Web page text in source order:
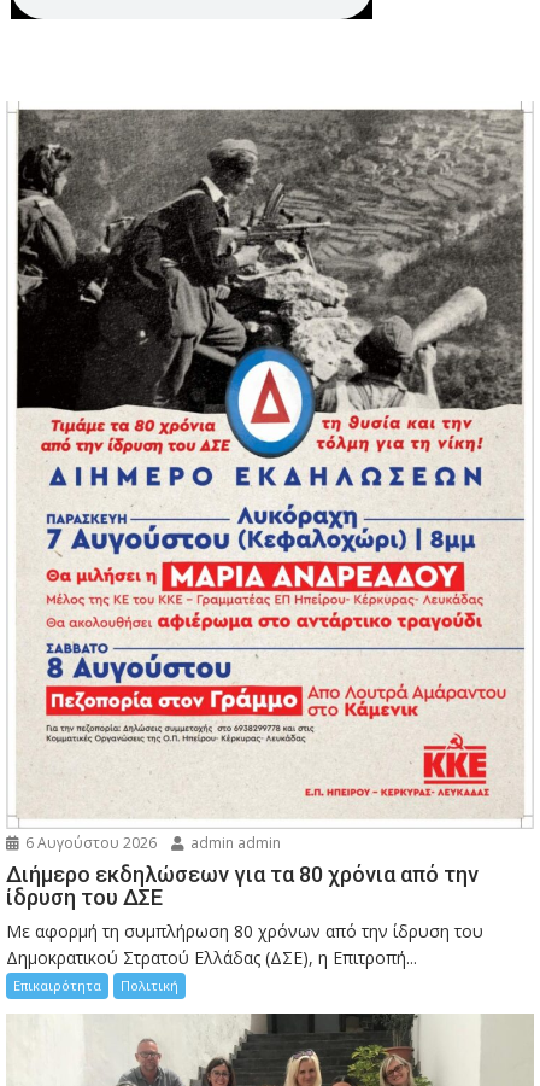
6 Αυγούστου 2026 admin admin
Διήμερο εκδηλώσεων για τα 80 χρόνια από την
ίδρυση του ΔΣΕ
Με αφορμή τη συμπλήρωση 80 χρόνων από την ίδρυση του
Δημοκρατικού Στρατού Ελλάδας (ΔΣΕ), η Επιτροπή...
Επικαιρότητα Πολιτική